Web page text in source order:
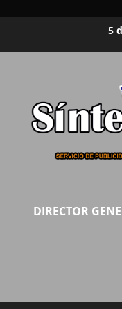
5
DIRECTOR